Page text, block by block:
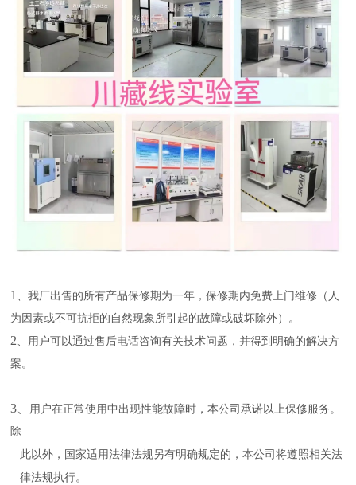
1 、我厂出售的所有产品保修期为一年，保修期内免费上门维修（人
为因素或不可抗拒的自然现象所引起的故障或破坏除外）。
2、用户可以通过售后电话咨询有关技术问题，并得到明确的解决方
案。
3、
用户在正常使用中出现性能故障时，本公司承诺以上保修服务。
除
此以外，国家适用法律法规另有明确规定的，本公司将遵照相关法
律法规执行。